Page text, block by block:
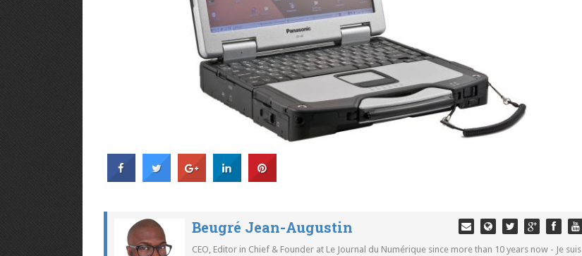
Beugré Jean-Augustin
CEO, Editor in Chief & Founder at Le Journal du Numérique since more than 10 years now - Je suis